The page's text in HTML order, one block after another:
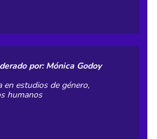
por: Mónica Godoy
estudios de género,
humanos